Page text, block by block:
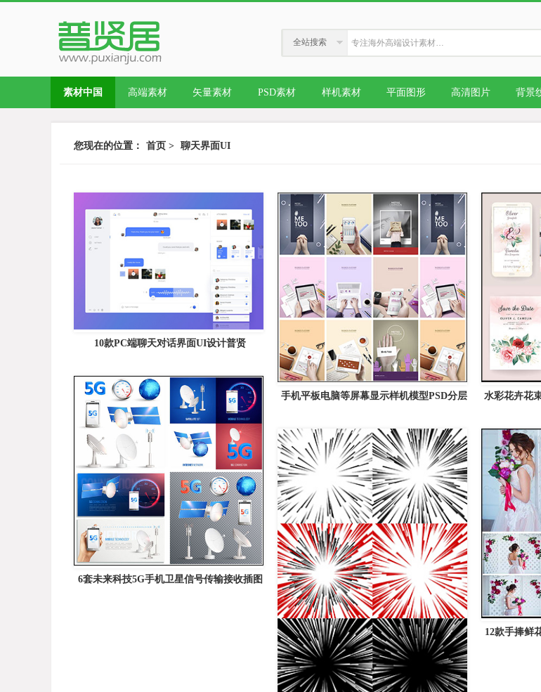
全站搜索
素材中国 高端素材 矢量素材 PSD素材 样机素材 平面图形 高清图片 背景
您现在的位置： 首页 > 聊天界面UI
10款PC端聊天对话界面UI设计普贤
手机平板电脑等屏幕显示样机模型PSD分层
水彩花卉花
6套未来科技5G手机卫星信号传输接收插图
12款手捧鲜